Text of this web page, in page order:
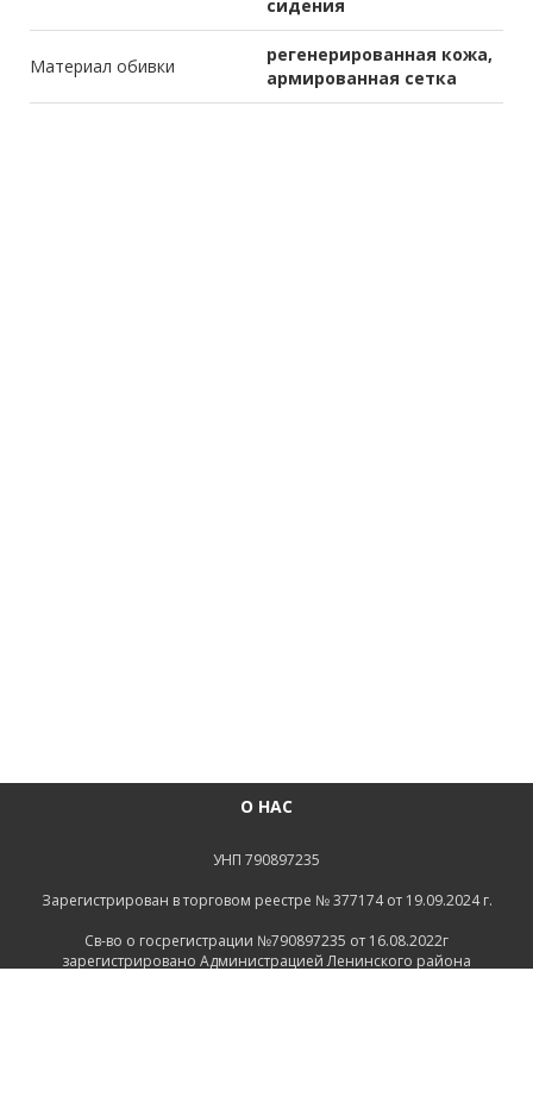
сидения
Материал обивки
регенерированная кожа,
армированная сетка
О НАС
УНП 790897235
Зарегистрирован в торговом реестре № 377174 от 19.09.2024 г.
Св-во о госрегистрации №790897235 от 16.08.2022г
зарегистрировано Администрацией Ленинского района